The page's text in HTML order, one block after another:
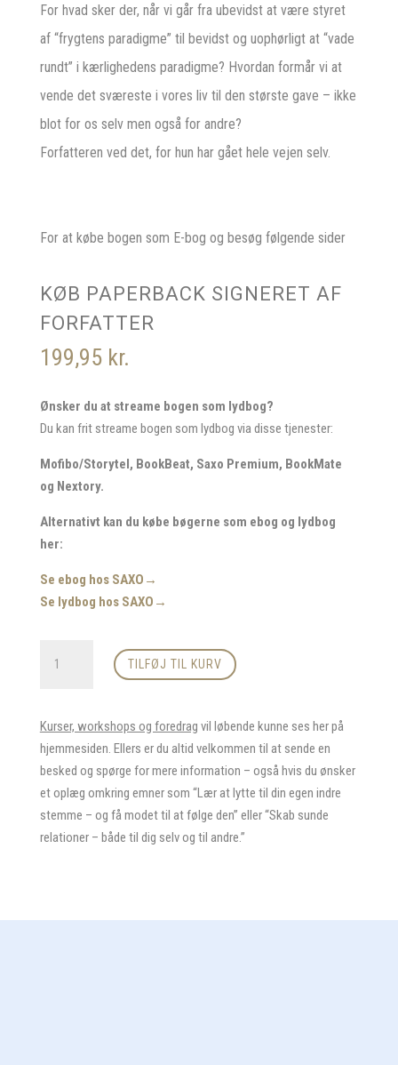
For hvad sker der, når vi går fra ubevidst at være styret
af “frygtens paradigme” til bevidst og uophørligt at “vade
rundt” i kærlighedens paradigme? Hvordan formår vi at
vende det sværeste i vores liv til den største gave – ikke
blot for os selv men også for andre?
Forfatteren ved det, for hun har gået hele vejen selv.
For at købe bogen som E-bog og besøg følgende sider
KØB PAPERBACK SIGNERET AF
FORFATTER
199,95 kr.
Ønsker du at streame bogen som lydbog?
Du kan frit streame bogen som lydbog via disse tjenester:
Mofibo/Storytel, BookBeat, Saxo Premium, BookMate
og Nextory.
Alternativt kan du købe bøgerne som ebog og lydbog
her:
Se ebog hos SAXO→
Se lydbog hos SAXO→
døren
TILFØJ TIL KURV
Kurser, workshops og foredrag vil løbende kunne ses her på
hjemmesiden. Ellers er du altid velkommen til at sende en
besked og spørge for mere information – også hvis du ønsker
et oplæg omkring emner som “Lær at lytte til din egen indre
stemme – og få modet til at følge den” eller “Skab sunde
relationer – både til dig selv og til andre.”